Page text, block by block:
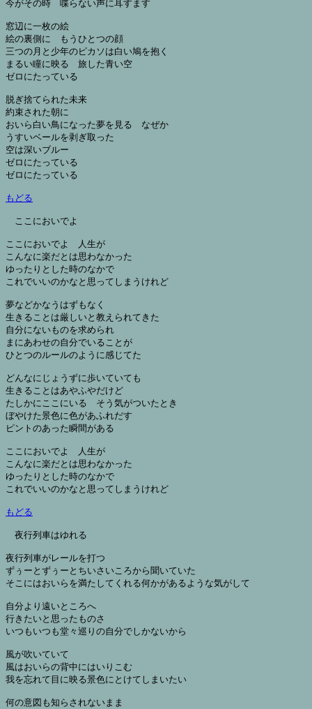
今がその時　喋らない声に耳すます
窓辺に一枚の絵
絵の裏側に　もうひとつの顔
三つの月と少年のピカソは白い鳩を抱く
まるい瞳に映る　旅した青い空
ゼロにたっている
脱ぎ捨てられた未来
約束された朝に
おいら白い鳥になった夢を見る　なぜか
うすいベールを剥ぎ取った
空は深いブルー
ゼロにたっている
ゼロにたっている
もどる
ここにおいでよ
ここにおいでよ　人生が
こんなに楽だとは思わなかった
ゆったりとした時のなかで
これでいいのかなと思ってしまうけれど
夢などかなうはずもなく
生きることは厳しいと教えられてきた
自分にないものを求められ
まにあわせの自分でいることが
ひとつのルールのように感じてた
どんなにじょうずに歩いていても
生きることはあやふやだけど
たしかにここにいる　そう気がついたとき
ぼやけた景色に色があふれだす
ピントのあった瞬間がある
ここにおいでよ　人生が
こんなに楽だとは思わなかった
ゆったりとした時のなかで
これでいいのかなと思ってしまうけれど
もどる
夜行列車はゆれる
夜行列車がレールを打つ
ずぅーとずぅーとちいさいころから聞いていた
そこにはおいらを満たしてくれる何かがあるような気がして
自分より遠いところへ
行きたいと思ったものさ
いつもいつも堂々巡りの自分でしかないから
風が吹いていて
風はおいらの背中にはいりこむ
我を忘れて目に映る景色にとけてしまいたい
何の意図も知らされないまま